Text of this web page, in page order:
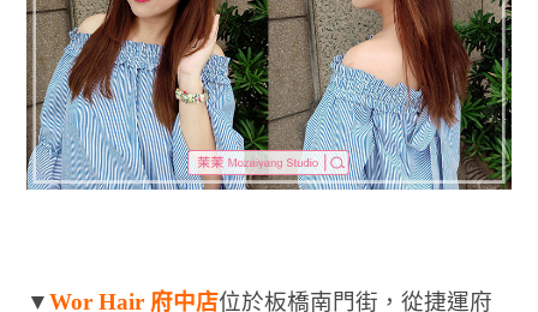
▼Wor Hair 府中店位於板橋南門街，從捷運府